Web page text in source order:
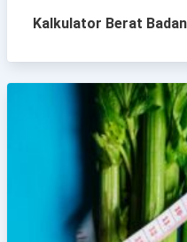
Kalkulator Berat